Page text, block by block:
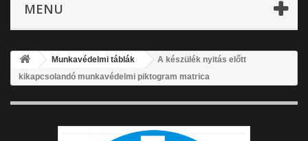
MENU
Munkavédelmi táblák
A készülék nyitás előtt
kikapcsolandó munkavédelmi piktogram matrica